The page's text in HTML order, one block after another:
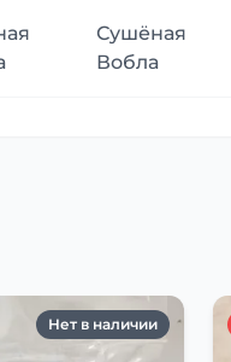
Сушёная
Вобла
Нет в наличии